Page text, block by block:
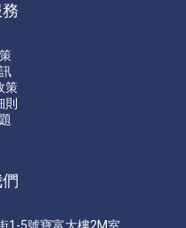
策
則